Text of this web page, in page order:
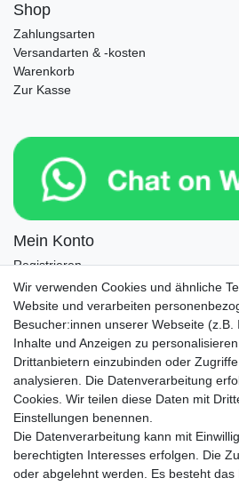
Shop
Zahlungsarten
Versandarten & -kosten
Warenkorb
Zur Kasse
Mein Konto
Registrieren
Login
Newsletter
E-MAIL **
Newsletter
Honig
Hiermit bestätige ich, dass ich die
Einwilligung kann ich jederzeit widerrufen.**
Abonnieren
Wir verwenden Cookies und ähnliche
Website und verarbeiten
Besucher:innen unserer Webseite (z.B.
Inhalte und Anzeigen zu
Drittanbietern einzubinden oder
analysieren. Die Datenverarbeitung
Cookies. Wir teilen diese Daten mit
Einstellungen benennen.
Die Datenverarbeitung kann mit
berechtigten Interesses erfolgen. Die
oder abgelehnt werden. Es besteht das